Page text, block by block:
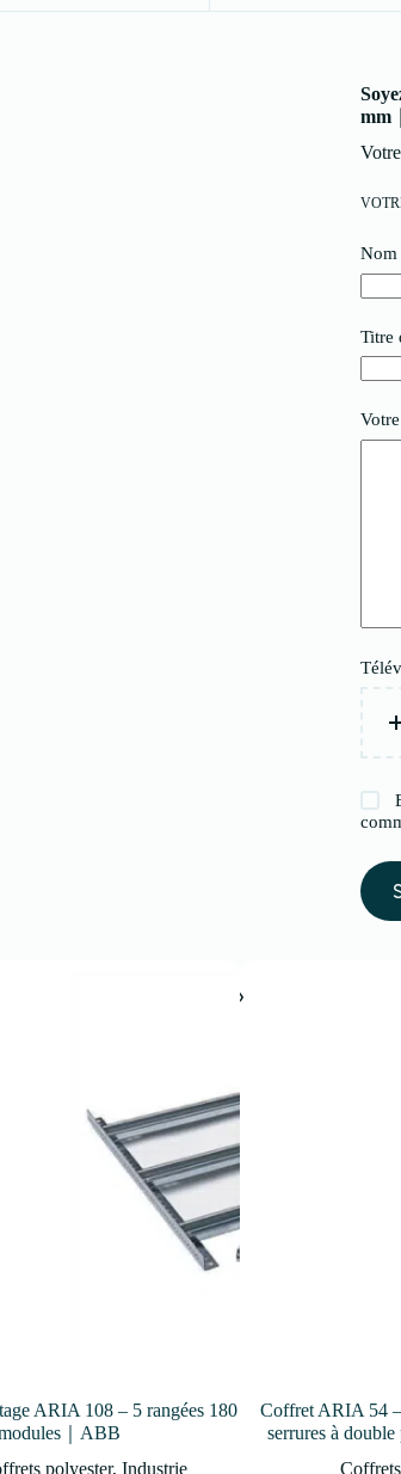
mm
Nom
Titre
ARIA 108 – 5 rangées 180
｜ABB
polyester, Industrie
Coffret ARIA 54
serrures à